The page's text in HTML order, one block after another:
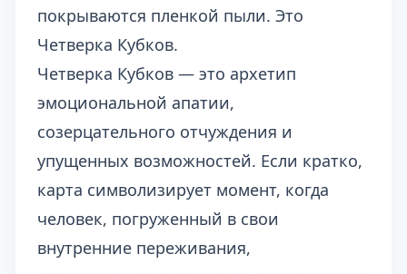
покрываются пленкой пыли. Это
Четверка Кубков.
Четверка Кубков — это архетип
эмоциональной апатии,
созерцательного отчуждения и
упущенных возможностей. Если кратко,
карта символизирует момент, когда
человек, погруженный в свои
внутренние переживания,